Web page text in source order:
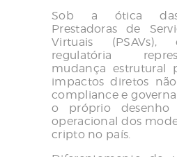
Sob a ótica das
Prestadoras de
Virtuais (PSAVs),
regulatória
mudança estrutural
impactos diretos
compliance e
o próprio desenho
operacional dos
cripto no país.